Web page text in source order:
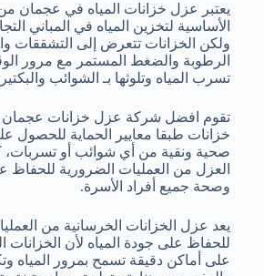
يعتبر عزل خزانات المياه في عجمان
الأساسية لتخزين المياه في المباني
ولكن الخزانات تتعرض إلى التشققات
الرطوبة والضغط المستمر مع مرور
تسرب المياه وتلوثها بـ الشوائب
تقوم افضل شركة عزل خزانات عجمان
خزانات طبقا معايير الحماية للحصول
صحية ونقية من أي شوائب أو تسربات،
العزل من العمليات الضرورية للحفاظ
وصحة جميع أفراد الأسرة.
يعد عزل الخزانات الخرسانية من
للحفاظ على جودة المياه لأن الخزانات
على أماكن دقيقة تسمح بمرور المياه